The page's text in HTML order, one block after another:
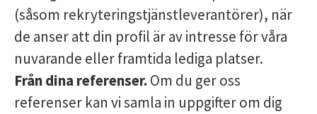
(såsom rekryteringstjänstleverantörer), när
de anser att din profil är av intresse för våra
nuvarande eller framtida lediga platser.
Från dina referenser. Om du ger oss
referenser kan vi samla in uppgifter om dig